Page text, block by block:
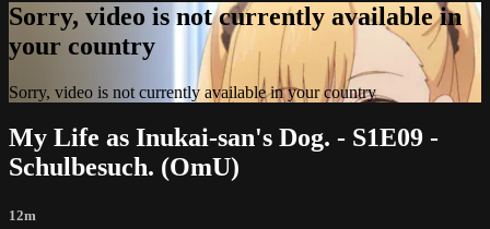
Sorry, video is not currently available in
your country
Sorry, video is not currently available in your country
My Life as Inukai-san's Dog. - S1E09 -
Schulbesuch. (OmU)
12m